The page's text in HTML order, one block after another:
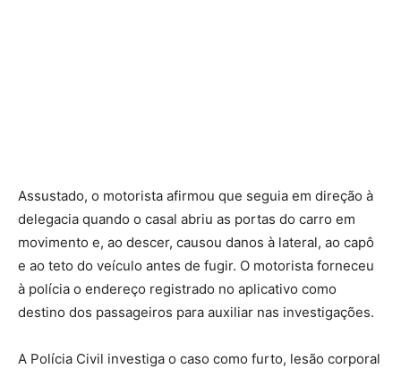
Assustado, o motorista afirmou que seguia em direção à
delegacia quando o casal abriu as portas do carro em
movimento e, ao descer, causou danos à lateral, ao capô
e ao teto do veículo antes de fugir. O motorista forneceu
à polícia o endereço registrado no aplicativo como
destino dos passageiros para auxiliar nas investigações.
A Polícia Civil investiga o caso como furto, lesão corporal